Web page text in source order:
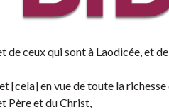
ceux qui sont à Laodicée, et de
[cela] en vue de toute la
Père et du Christ,